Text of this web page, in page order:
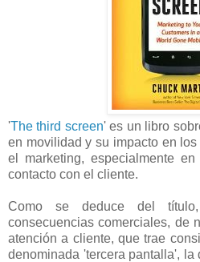
'The third screen' es un libro
en movilidad y su impacto en
el marketing, especialmente
contacto con el cliente.
Como se deduce del
consecuencias comerciales, de
atención a cliente, que trae
denominada 'tercera pantalla',